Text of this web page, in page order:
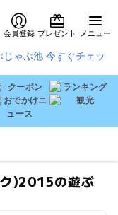
会員登録 プレゼント メニュー
)2015の遊ぶ